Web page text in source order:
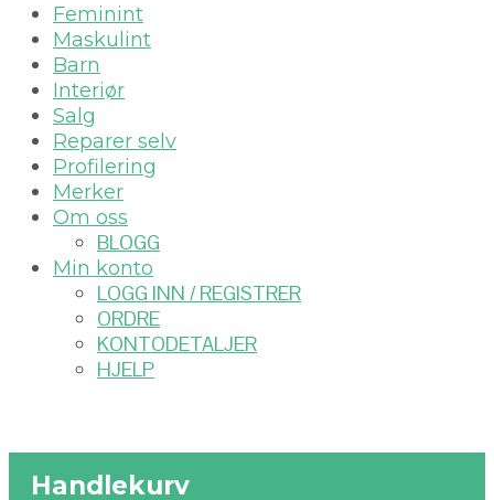
Feminint
Maskulint
Barn
Interiør
Salg
Reparer selv
Profilering
Merker
Om oss
BLOGG
Min konto
LOGG INN / REGISTRER
ORDRE
KONTODETALJER
HJELP
Handlekurv